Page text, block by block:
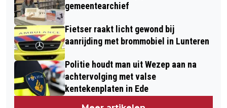
gemeentearchief
Fietser raakt licht gewond bij
aanrijding met brommobiel in Lunteren
Politie houdt man uit Wezep aan na
achtervolging met valse
kentekenplaten in Ede